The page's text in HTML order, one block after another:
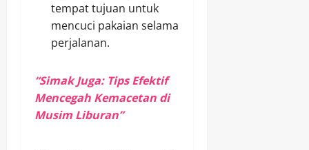
tempat tujuan untuk
mencuci pakaian selama
perjalanan.
“Simak Juga: Tips Efektif
Mencegah Kemacetan di
Musim Liburan”